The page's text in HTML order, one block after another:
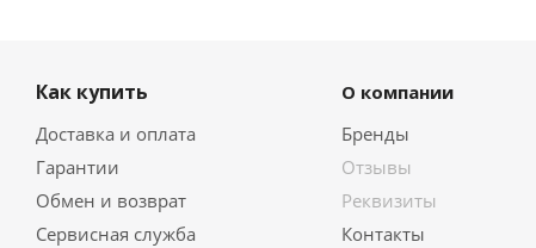
Как купить
Доставка и оплата
Гарантии
Обмен и возврат
Сервисная служба
О компании
Бренды
Отзывы
Реквизиты
Контакты